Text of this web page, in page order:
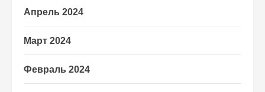
Апрель 2024
Март 2024
Февраль 2024